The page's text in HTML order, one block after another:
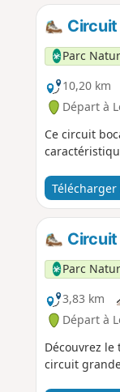
Parc
10,20 km
Départ à
Ce circuit
Télécharger
Parc
3,83 km
Départ à
Découvrez
circuit